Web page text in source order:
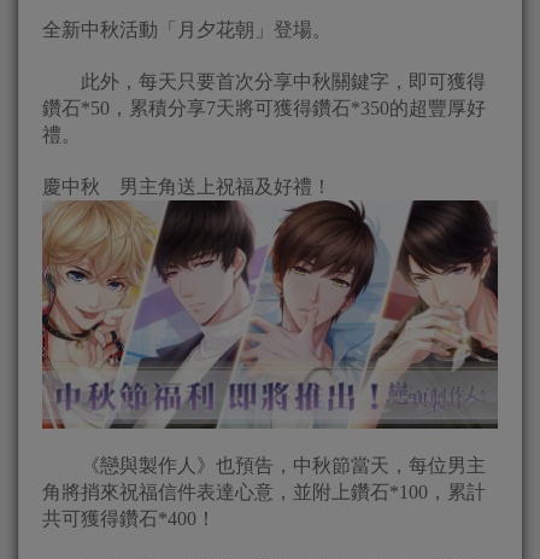
全新中秋活動「月夕花朝」登場。
此外，每天只要首次分享中秋關鍵字，即可獲得
鑽石*50，累積分享7天將可獲得鑽石*350的超豐厚好
禮。
慶中秋 男主角送上祝福及好禮！
《戀與製作人》也預告，中秋節當天，每位男主
角將捎來祝福信件表達心意，並附上鑽石*100，累計
共可獲得鑽石*400！